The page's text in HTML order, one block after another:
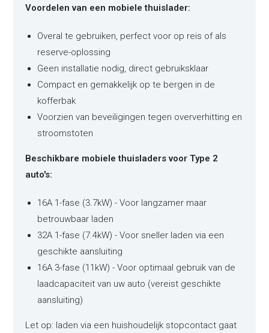
Voordelen van een mobiele thuislader:
Overal te gebruiken, perfect voor op reis of als
reserve-oplossing
Geen installatie nodig, direct gebruiksklaar
Compact en gemakkelijk op te bergen in de
kofferbak
Voorzien van beveiligingen tegen oververhitting en
stroomstoten
Beschikbare mobiele thuisladers voor Type 2
auto's:
16A 1-fase (3.7kW) - Voor langzamer maar
betrouwbaar laden
32A 1-fase (7.4kW) - Voor sneller laden via een
geschikte aansluiting
16A 3-fase (11kW) - Voor optimaal gebruik van de
laadcapaciteit van uw auto (vereist geschikte
aansluiting)
Let op: laden via een huishoudelijk stopcontact gaat